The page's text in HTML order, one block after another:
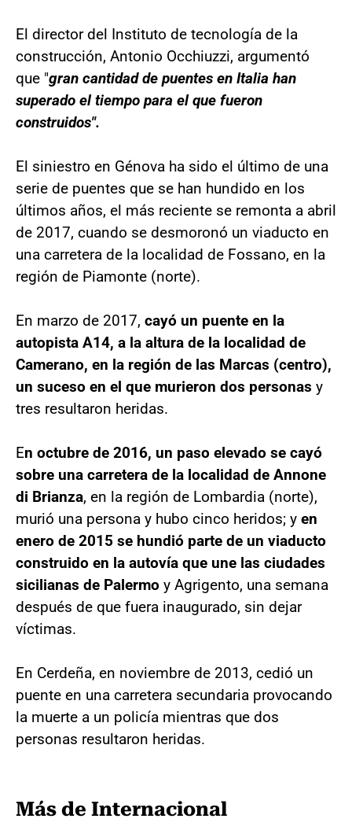
El director del Instituto de tecnología de la
construcción, Antonio Occhiuzzi, argumentó
que "gran cantidad de puentes en Italia han
superado el tiempo para el que fueron
construidos".
El siniestro en Génova ha sido el último de una
serie de puentes que se han hundido en los
últimos años, el más reciente se remonta a abril
de 2017, cuando se desmoronó un viaducto en
una carretera de la localidad de Fossano, en la
región de Piamonte (norte).
En marzo de 2017, cayó un puente en la
autopista A14, a la altura de la localidad de
Camerano, en la región de las Marcas (centro),
un suceso en el que murieron dos personas y
tres resultaron heridas.
En octubre de 2016, un paso elevado se cayó
sobre una carretera de la localidad de Annone
di Brianza, en la región de Lombardia (norte),
murió una persona y hubo cinco heridos; y en
enero de 2015 se hundió parte de un viaducto
construido en la autovía que une las ciudades
sicilianas de Palermo y Agrigento, una semana
después de que fuera inaugurado, sin dejar
víctimas.
En Cerdeña, en noviembre de 2013, cedió un
puente en una carretera secundaria provocando
la muerte a un policía mientras que dos
personas resultaron heridas.
Más de Internacional